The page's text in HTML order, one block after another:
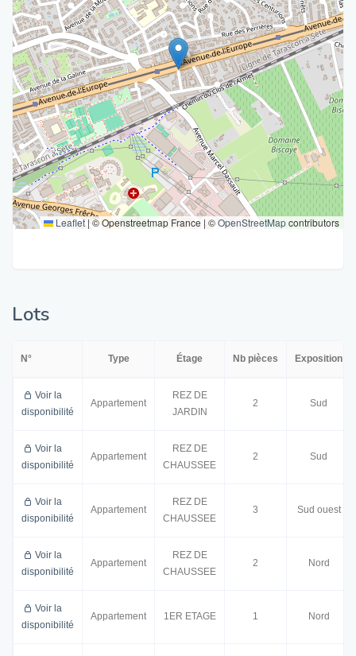
Leaflet |© Openstreetmap France | ©OpenStreetMapcontributors
Lots
N° Type Étage Nb pièces Exposition
Voir la
disponibilité
Appartement
REZ DE
JARDIN
2 Sud
Voir la
disponibilité
Appartement
REZ DE
CHAUSSEE
2 Sud
Voir la
disponibilité
Appartement
REZ DE
CHAUSSEE
3 Sud ouest
Voir la
disponibilité
Appartement
REZ DE
CHAUSSEE
2 Nord
Voir la
disponibilité
Appartement 1ER ETAGE 1 Nord